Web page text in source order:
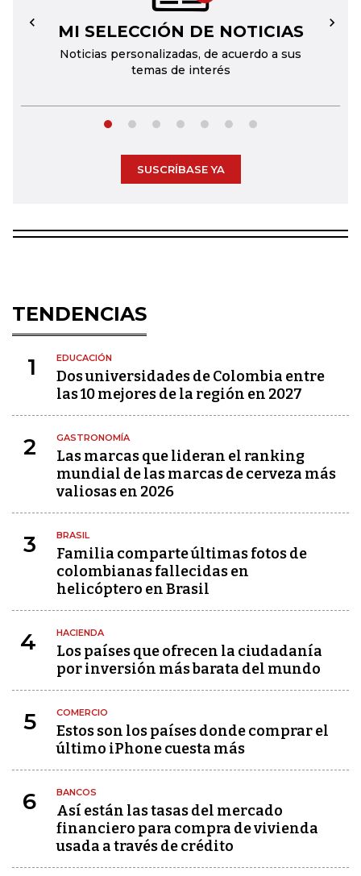
MI SELECCIÓN DE NOTICIAS
Noticias personalizadas, de acuerdo a sus
temas de interés
← →
SUSCRÍBASE YA
TENDENCIAS
1 EDUCACIÓN
Dos universidades de Colombia entre
las 10 mejores de la región en 2027
2 GASTRONOMÍA
Las marcas que lideran el ranking
mundial de las marcas de cerveza más
valiosas en 2026
3 BRASIL
Familia comparte últimas fotos de
colombianas fallecidas en
helicóptero en Brasil
4 HACIENDA
Los países que ofrecen la ciudadanía
por inversión más barata del mundo
5 COMERCIO
Estos son los países donde comprar el
último iPhone cuesta más
6 BANCOS
Así están las tasas del mercado
financiero para compra de vivienda
usada a través de crédito